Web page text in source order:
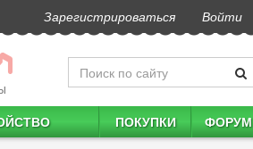
Зарегистрироваться Войти
ПОКУПКИ ФОРУМ